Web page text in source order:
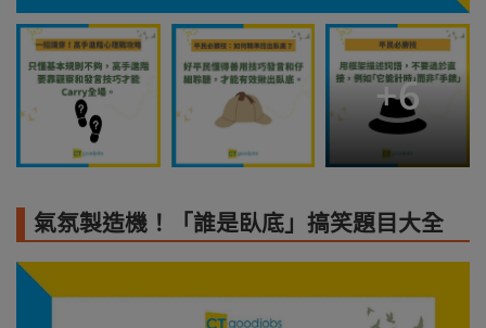
+6
氣氛製造機！「誰是臥底」搞笑題目大全